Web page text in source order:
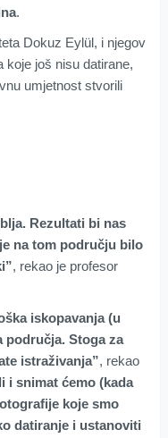
.
Dokuz Eylül, i njegov
koje još nisu datirane,
umjetnost stvorili
Rezultati bi nas
na tom području bilo
, rekao je profesor
iskopavanja (u
područja. Stoga za
istraživanja”, rekao
i snimat ćemo (kada
koje smo
datiranje i ustanoviti